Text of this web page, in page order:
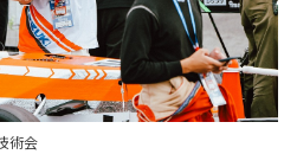
術会